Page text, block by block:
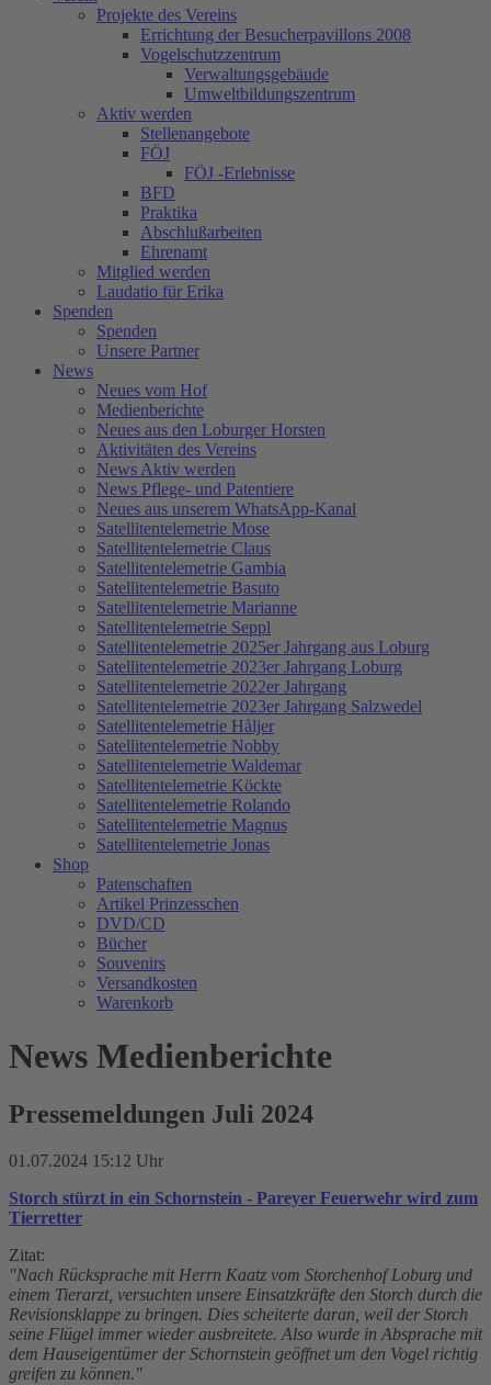
Projekte des Vereins
Errichtung der Besucherpavillons 2008
Vogelschutzzentrum
Verwaltungsgebäude
Umweltbildungszentrum
Aktiv werden
Stellenangebote
FÖJ
FÖJ -Erlebnisse
BFD
Praktika
Abschlußarbeiten
Ehrenamt
Mitglied werden
Laudatio für Erika
Spenden
Spenden
Unsere Partner
News
Neues vom Hof
Medienberichte
Neues aus den Loburger Horsten
Aktivitäten des Vereins
News Aktiv werden
News Pflege- und Patentiere
Neues aus unserem WhatsApp-Kanal
Satellitentelemetrie Mose
Satellitentelemetrie Claus
Satellitentelemetrie Gambia
Satellitentelemetrie Basuto
Satellitentelemetrie Marianne
Satellitentelemetrie Seppl
Satellitentelemetrie 2025er Jahrgang aus Loburg
Satellitentelemetrie 2023er Jahrgang Loburg
Satellitentelemetrie 2022er Jahrgang
Satellitentelemetrie 2023er Jahrgang Salzwedel
Satellitentelemetrie Håljer
Satellitentelemetrie Nobby
Satellitentelemetrie Waldemar
Satellitentelemetrie Köckte
Satellitentelemetrie Rolando
Satellitentelemetrie Magnus
Satellitentelemetrie Jonas
Shop
Patenschaften
Artikel Prinzesschen
DVD/CD
Bücher
Souvenirs
Versandkosten
Warenkorb
News Medienberichte
Pressemeldungen Juli 2024
01.07.2024 15:12 Uhr
Storch stürzt in ein Schornstein - Pareyer Feuerwehr wird zum
Tierretter
Zitat:
"Nach Rücksprache mit Herrn Kaatz vom Storchenhof Loburg und
einem Tierarzt, versuchten unsere Einsatzkräfte den Storch durch die
Revisionsklappe zu bringen. Dies scheiterte daran, weil der Storch
seine Flügel immer wieder ausbreitete. Also wurde in Absprache mit
dem Hauseigentümer der Schornstein geöffnet um den Vogel richtig
greifen zu können."